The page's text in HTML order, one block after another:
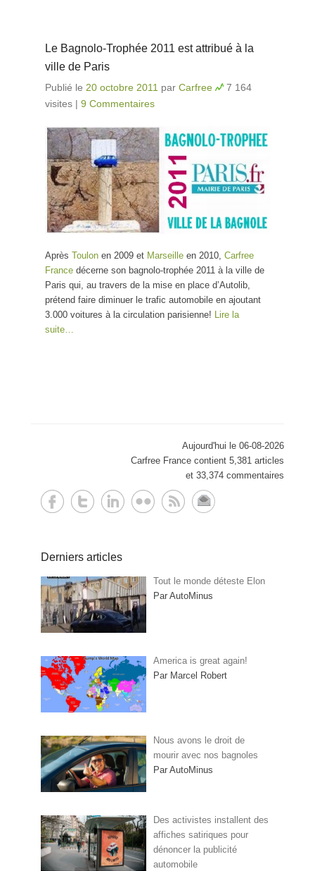
Le Bagnolo-Trophée 2011 est attribué à la
ville de Paris
Publié le 20 octobre 2011 par Carfree
7 164
visites | 9 Commentaires
Après Toulon en 2009 et Marseille en 2010, Carfree
France décerne son bagnolo-trophée 2011 à la ville de
Paris qui, au travers de la mise en place d’Autolib,
prétend faire diminuer le trafic automobile en ajoutant
3.000 voitures à la circulation parisienne!
Lire la
suite…
Aujourd'hui le 06-08-2026
Carfree France contient 5,381 articles
et 33,374 commentaires
Derniers articles
Tout le monde déteste Elon
Par AutoMinus
America is great again!
Par Marcel Robert
Nous avons le droit de
mourir avec nos bagnoles
Par AutoMinus
Des activistes installent des
affiches satiriques pour
dénoncer la publicité
automobile